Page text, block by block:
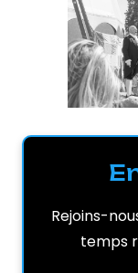
Rejoins-
temps